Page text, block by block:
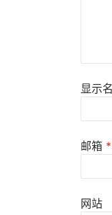
显示
邮箱 *
网站